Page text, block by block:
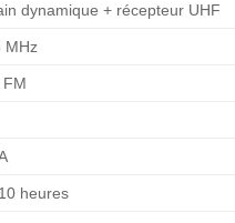
dynamique + récepteur UHF
MHz
FM
heures